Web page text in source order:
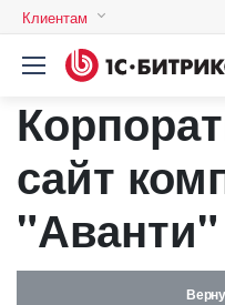
Клиентам
сайт
"Аванти"